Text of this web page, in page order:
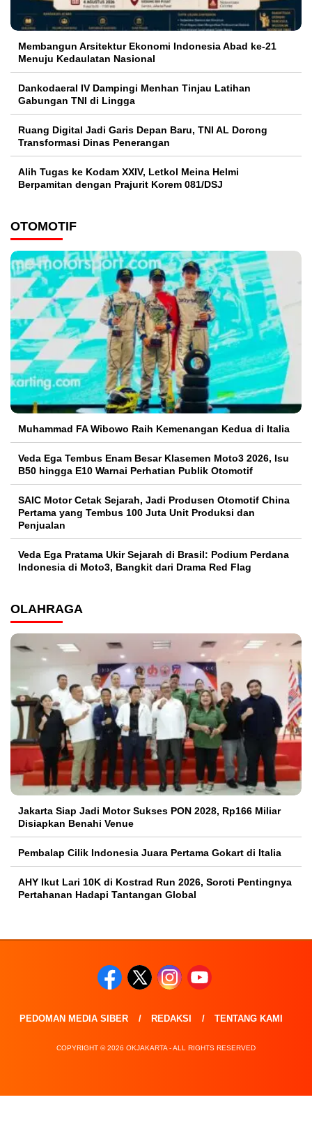
Membangun Arsitektur Ekonomi Indonesia Abad ke-21
Menuju Kedaulatan Nasional
Dankodaeral IV Dampingi Menhan Tinjau Latihan
Gabungan TNI di Lingga
Ruang Digital Jadi Garis Depan Baru, TNI AL Dorong
Transformasi Dinas Penerangan
Alih Tugas ke Kodam XXIV, Letkol Meina Helmi
Berpamitan dengan Prajurit Korem 081/DSJ
OTOMOTIF
Muhammad FA Wibowo Raih Kemenangan Kedua di Italia
Veda Ega Tembus Enam Besar Klasemen Moto3 2026, Isu
B50 hingga E10 Warnai Perhatian Publik Otomotif
SAIC Motor Cetak Sejarah, Jadi Produsen Otomotif China
Pertama yang Tembus 100 Juta Unit Produksi dan
Penjualan
Veda Ega Pratama Ukir Sejarah di Brasil: Podium Perdana
Indonesia di Moto3, Bangkit dari Drama Red Flag
OLAHRAGA
Jakarta Siap Jadi Motor Sukses PON 2028, Rp166 Miliar
Disiapkan Benahi Venue
Pembalap Cilik Indonesia Juara Pertama Gokart di Italia
AHY Ikut Lari 10K di Kostrad Run 2026, Soroti Pentingnya
Pertahanan Hadapi Tantangan Global
PEDOMAN MEDIA SIBER REDAKSI TENTANG KAMI
COPYRIGHT © 2026 OKJAKARTA - ALL RIGHTS RESERVED